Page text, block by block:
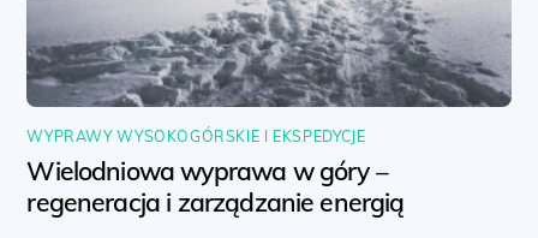
WYPRAWY WYSOKOGÓRSKIE I EKSPEDYCJE
Wielodniowa wyprawa w góry –
regeneracja i zarządzanie energią